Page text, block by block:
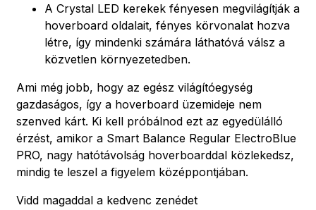
A Crystal LED kerekek fényesen megvilágítják a
hoverboard oldalait, fényes körvonalat hozva
létre, így mindenki számára láthatóvá válsz a
közvetlen környezetedben.
Ami még jobb, hogy az egész világítóegység
gazdaságos, így a hoverboard üzemideje nem
szenved kárt. Ki kell próbálnod ezt az egyedülálló
érzést, amikor a Smart Balance Regular ElectroBlue
PRO, nagy hatótávolság hoverboarddal közlekedsz,
mindig te leszel a figyelem középpontjában.
Vidd magaddal a kedvenc zenédet